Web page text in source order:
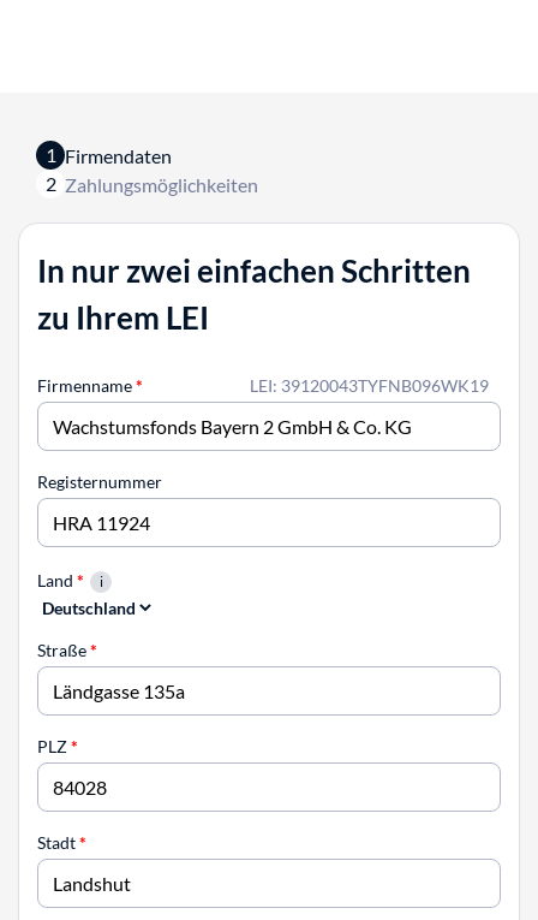
1 Firmendaten
2 Zahlungsmöglichkeiten
In nur zwei einfachen Schritten
zu Ihrem LEI
LEI: 39120043TYFNB096WK19
Firmenname*
Registernummer
Land *
Straße*
PLZ*
Stadt*